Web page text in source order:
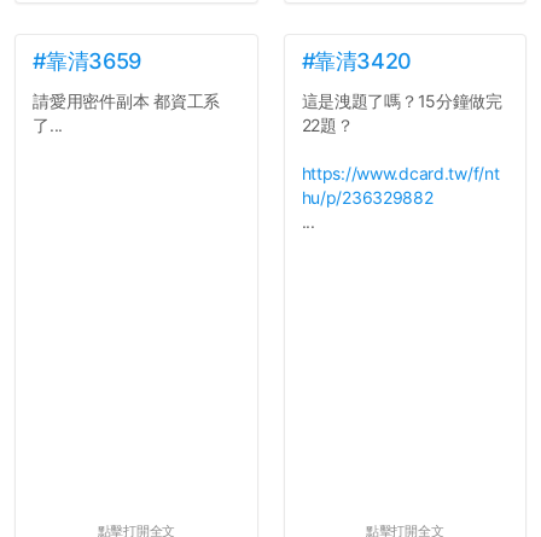
舍房間，都歡迎留言讓我知
道...
#靠清3659
請愛用密件副本 都資工系
了...
點擊打開全文
#靠清3420
這是洩題了嗎？15分鐘做完
22題？
https://www.dcard.tw/f/nt
hu/p/236329882
...
點擊打開全文